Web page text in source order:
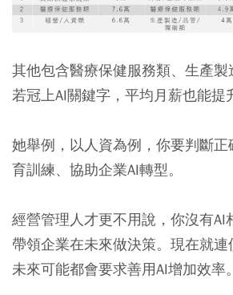
其他包含醫療保健服務類、生產
若冠上AI關鍵字，平均月薪也能提
她舉例，以人資為例，你要判斷正
育訓練、協助企業AI轉型。
經營管理人才更不用說，你沒有AI
帶領企業在未來做決策。現在就連
未來可能都會要求善用AI增加效率。